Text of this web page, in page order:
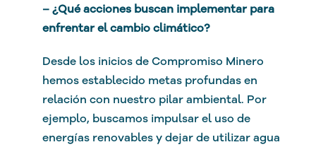
– ¿Qué acciones buscan implementar para
enfrentar el cambio climático?
Desde los inicios de Compromiso Minero
hemos establecido metas profundas en
relación con nuestro pilar ambiental. Por
ejemplo, buscamos impulsar el uso de
energías renovables y dejar de utilizar agua